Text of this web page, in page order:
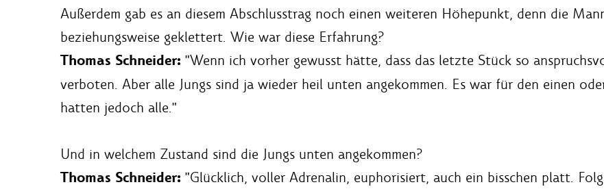
Außerdem gab es an diesem Abschlusstrag noch einen weiteren Höhepunkt, denn die
beziehungsweise geklettert. Wie war diese Erfahrung?
Thomas Schneider: "Wenn ich vorher gewusst hätte, dass das letzte Stück so
verboten. Aber alle Jungs sind ja wieder heil unten angekommen. Es war für den einen
hatten jedoch alle."
Und in welchem Zustand sind die Jungs unten angekommen?
Thomas Schneider: "Glücklich, voller Adrenalin, euphorisiert, auch ein bisschen platt.